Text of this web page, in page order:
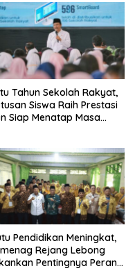
Tahun Sekolah Rakyat,
Siswa Raih Prestasi
Siap Menatap Masa
Pendidikan Meningkat,
Rejang Lebong
Pentingnya Peran